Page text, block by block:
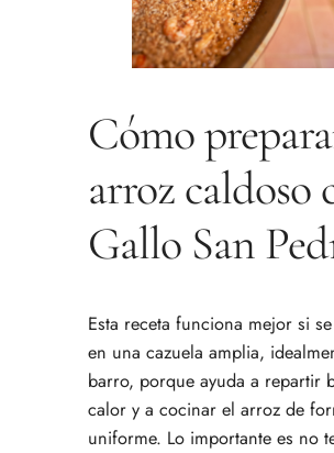
Cómo
arroz caldoso
Gallo San
Esta receta funciona mejor si
en una cazuela amplia,
barro, porque ayuda a repartir
calor y a cocinar el arroz de
uniforme. Lo importante es no